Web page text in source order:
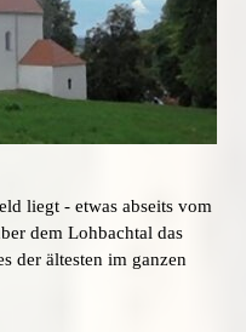
liegt - etwas abseits vom
dem Lohbachtal das
der ältesten im ganzen